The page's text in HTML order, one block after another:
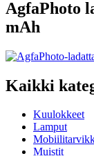
AgfaPhoto
mAh
Kaikki
Kuulokkeet
Lamput
Muistit